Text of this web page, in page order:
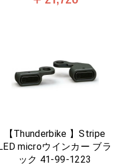
【Thunderbike 】Stripe
microウインカー ブラ
ック 41-99-1223